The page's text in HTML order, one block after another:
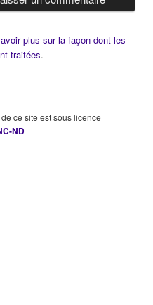
plus sur la façon dont les
traitées.
ce site est sous licence
ND